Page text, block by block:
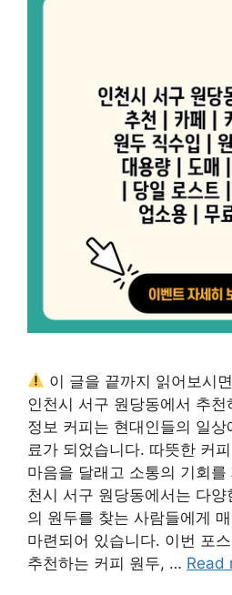
이 글을 끝까지 읽어보시
인천시 서구 원당동에서 추
정보 커피는 현대인들의 일
료가 되었습니다. 따뜻한 커
마음을 달래고 소통의 기회
천시 서구 원당동에서는 다
의 원두를 찾는 사람들에게
마련되어 있습니다. 이번 포
추천하는 커피 원두, … Read